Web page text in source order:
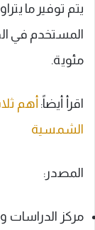
مئوية.
اقرأ أيضاً: أهم
الشمسية
المصدر:
مركز الدراسات